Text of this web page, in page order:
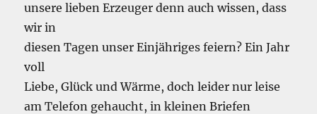
unsere lieben Erzeuger denn auch wissen, dass
wir in
diesen Tagen unser Einjähriges feiern? Ein Jahr
voll
Liebe, Glück und Wärme, doch leider nur leise
am Telefon gehaucht, in kleinen Briefen